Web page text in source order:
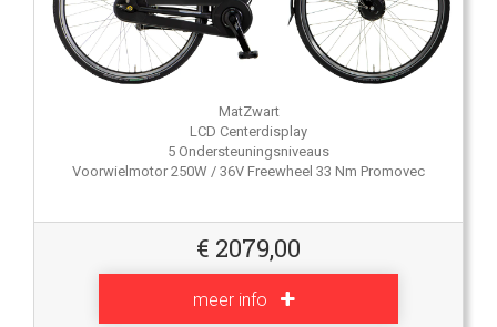
MatZwart
LCD Centerdisplay
5 Ondersteuningsniveaus
Voorwielmotor 250W / 36V Freewheel 33 Nm Promovec
€ 2079,00
meer info